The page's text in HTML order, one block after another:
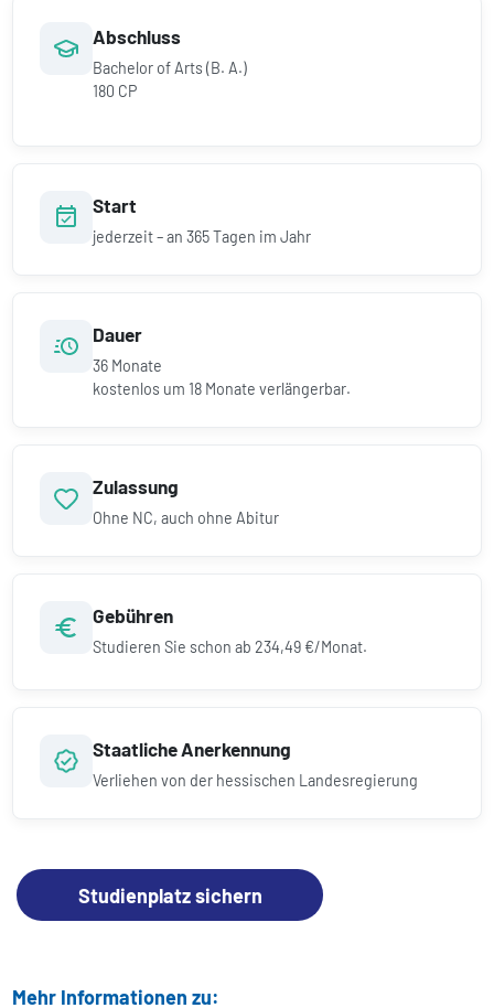
Abschluss
Bachelor of Arts (B. A.)
180 CP
Start
jederzeit – an 365 Tagen im Jahr
Dauer
36 Monate
kostenlos um 18 Monate verlängerbar.
Zulassung
Ohne NC, auch ohne Abitur
Gebühren
Studieren Sie schon ab234,49 €/Monat.
Staatliche Anerkennung
Verliehen von der hessischen Landesregierung
Studienplatz sichern
Mehr Informationen zu: